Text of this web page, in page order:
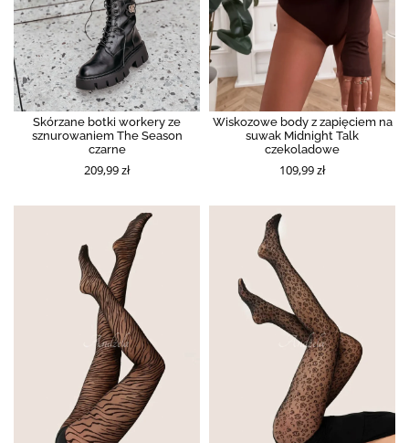
Skórzane botki workery ze
sznurowaniem The Season
czarne
209,99 zł
Wiskozowe body z zapięciem na
suwak Midnight Talk
czekoladowe
109,99 zł